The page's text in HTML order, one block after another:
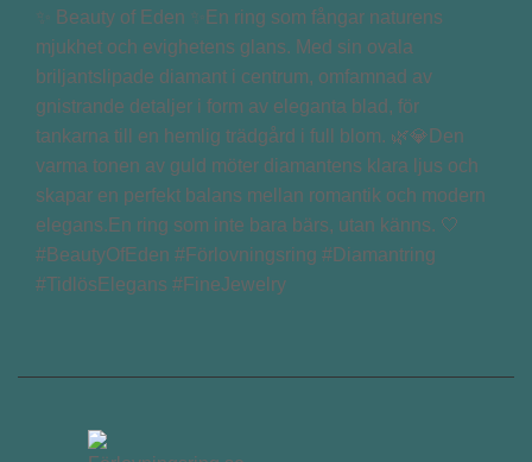
✨ Beauty of Eden ✨En ring som fångar naturens
mjukhet och evighetens glans. Med sin ovala
briljantslipade diamant i centrum, omfamnad av
gnistrande detaljer i form av eleganta blad, för
tankarna till en hemlig trädgård i full blom. 🌿💎Den
varma tonen av guld möter diamantens klara ljus och
skapar en perfekt balans mellan romantik och modern
elegans.En ring som inte bara bärs, utan känns. 🤍
#BeautyOfEden #Förlovningsring #Diamantring
#TidlösElegans #FineJewelry